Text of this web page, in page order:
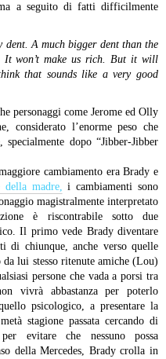
a seguito di fatti difficilmente
dent. A much bigger dent than the
It won’t make us rich. But it will
that sounds like a very good
personaggi come Jerome ed Olly
considerato l’enorme peso che
dopo “Jibber-Jibber
cambiamento era Brady e
della madre, i cambiamenti sono
magistralmente interpretato
è riscontrabile sotto due
Il primo vede Brady diventare
di chiunque, anche verso quelle
lui stesso ritenute amiche (Lou)
persone che vada a porsi tra
vivrà abbastanza per poterlo
psicologico, a presentare la
stagione passata cercando di
evitare che nessuno possa
della Mercedes, Brady crolla in